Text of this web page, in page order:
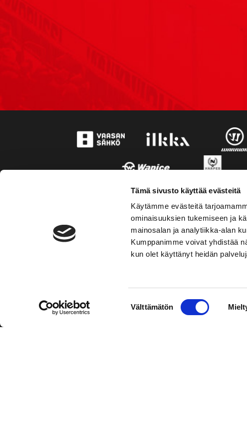
Tämä sivusto käyttää evästeitä
Käytämme evästeitä
ominaisuuksien tukemiseen ja
mainosalan ja analytiikka-alan
Kumppanimme voivat yhdistää
kun olet käyttänyt heidän
Välttämätön
Hockey-Team Vaasan Sport Oy
Puh: 02 01 555